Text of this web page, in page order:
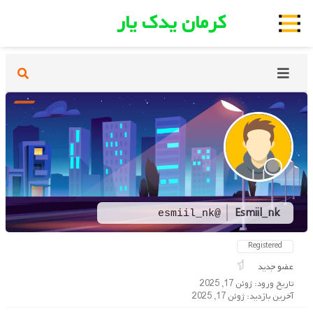
کرمان یدک یار
Esmiil_nk
@esmiil_nk
Registered
عضو جدید
تاریخ ورود: ژوئن 17, 2025
آخرین بازدید: ژوئن 17, 2025